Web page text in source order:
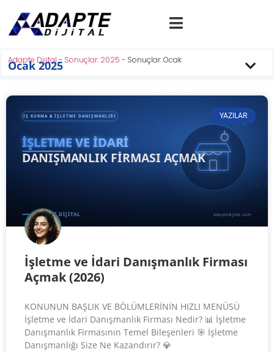
Adapte Dijital- Sonuçlar: 2025 - Sonuçlar: Ocak
Ocak 2025
YAZILAR
İşletme ve İdari Danışmanlık Firması
Açmak (2026)
KONUNUN BAŞLIK VE BÖLÜMLERİNİN HIZLI MENÜSÜ
İşletme ve İdari Danışmanlık Firması Nedir? 📊 İşletme
Danışmanlık Firmasının Temel Bileşenleri 🎯 İşletme
Danışmanlığı Size Ne Kazandırır? 💎